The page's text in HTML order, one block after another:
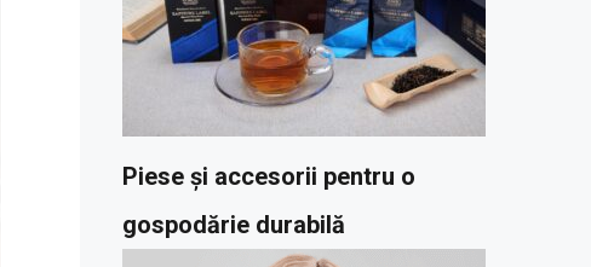
Piese și accesorii pentru o
gospodărie durabilă